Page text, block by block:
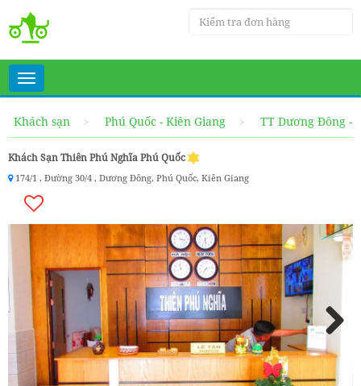
Toggle
navigation
Khách sạn
Phú Quốc - Kiên Giang TT Dương Đông -
Khách Sạn Thiên Phú Nghĩa Phú Quốc
174/1 , Đường 30/4 , Dương Đông, Phú Quốc, Kiên Giang
Next